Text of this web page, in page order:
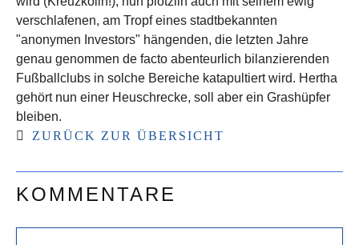
verschlafenen, am Tropf eines stadtbekannten
"anonymen Investors" hängenden, die letzten Jahre
genau genommen de facto abenteurlich bilanzierenden
Fußballclubs in solche Bereiche katapultiert wird. Hertha
gehört nun einer Heuschrecke, soll aber ein Grashüpfer
bleiben.
ZURÜCK ZUR ÜBERSICHT
KOMMENTARE